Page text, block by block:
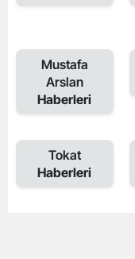
Mustafa
Arslan
Haberleri
Tokat
Haberleri